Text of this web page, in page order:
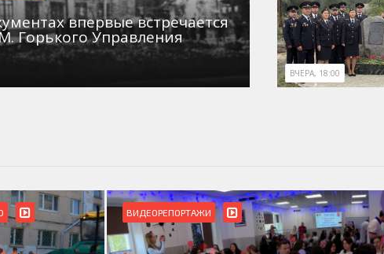
впервые встречается
Горького Управления
ВЧЕРА, 18:00
ВИДЕОРЕПОРТАЖИ